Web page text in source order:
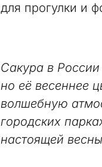
для прогулки и
Сакура в
но её весеннее
волшебную
городских
настоящей